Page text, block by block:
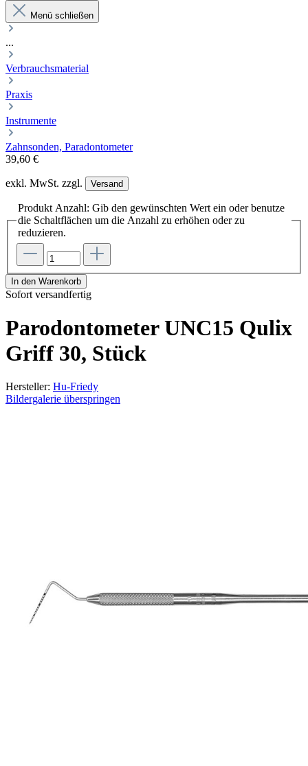
Menü schließen
...
Verbrauchsmaterial
Praxis
Instrumente
Zahnsonden, Paradontometer
39,60 €
exkl. MwSt. zzgl. Versand
Produkt Anzahl: Gib den gewünschten Wert ein oder benutze
die Schaltflächen um die Anzahl zu erhöhen oder zu
reduzieren.
In den Warenkorb
Sofort versandfertig
Parodontometer UNC15 Qulix
Griff 30, Stück
Hersteller: Hu-Friedy
Bildergalerie überspringen